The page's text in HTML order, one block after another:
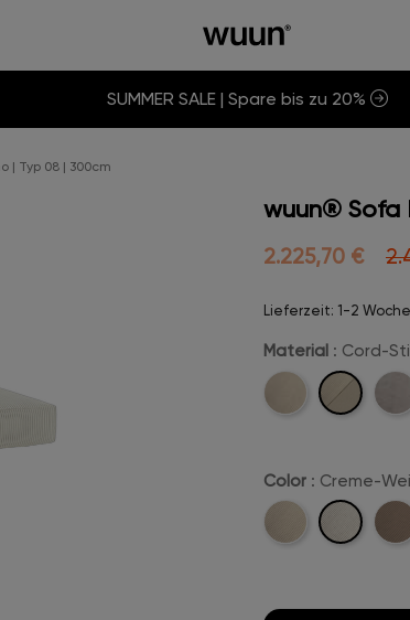
SUMMER SALE | Spare bis zu 20%
| Typ 08 | 300cm
wuun® Sofa
2.225,70 €
Lieferzeit: 1-2
Material : Cord-
Cord
Cord-
Stitch
Color : Creme-
Beige-
Creme-
Weiß-